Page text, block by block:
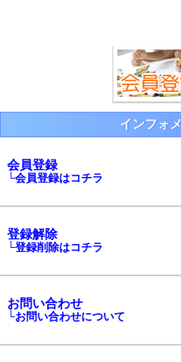
インフォ
会員登録
└会員登録はコチラ
登録解除
└登録削除はコチラ
お問い合わせ
└お問い合わせについて